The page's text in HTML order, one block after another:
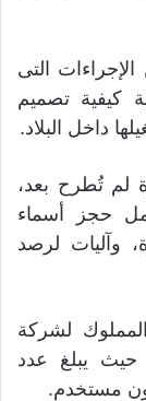
التى
كيفية تصميم
داخل البلاد.
لم تُطرح بعد،
حجز أسماء
وآليات لرصد
لشركة
حيث يبلغ عدد